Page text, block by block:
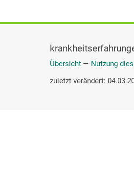
Übersicht — Nutzung
zuletzt verändert: